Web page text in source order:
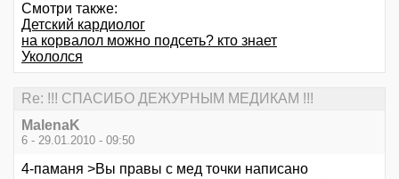
Смотри также:
Детский кардиолог
на корвалол можно подсеть? кто знает
Укололся
Re: !!! СПАСИБО ДЕЖУРНЫМ МЕДИКАМ !!!
MalenaK
6 - 29.01.2010 - 09:50
4-паманя >Вы правы с мед точки написано